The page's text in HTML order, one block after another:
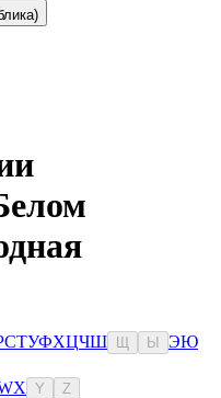
СТУФХЦЧШ Ы ЭЮ
X Y Z